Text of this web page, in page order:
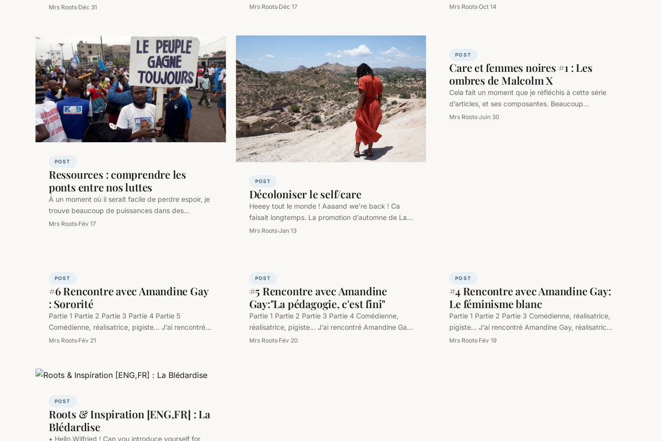
changings ! I am…
Mrs Roots Déc 31
soutenaient qu’il n’y avait pas…
Mrs Roots Déc 17
Lomami et…
Mrs Roots Oct 14
POST
Ressources : comprendre les
ponts entre nos luttes
À un moment où il serait facile de perdre espoir, je
trouve beaucoup de puissances dans des
publications qui rappellent…
Mrs Roots Fév 17
POST
Décoloniser le self/care
Heeey tout le monde ! Aaaand we’re back ! Ca
faisait longtemps. La promotion d’automne de La
Demeure du ciel,…
Mrs Roots Jan 13
POST
Care et femmes noires #1 : Les
ombres de Malcolm X
Cela fait un moment que je réfléchis à cette série
d’articles, et ses composantes. Beaucoup
d’articles du côté US traitent…
Mrs Roots Juin 30
POST
#6 Rencontre avec Amandine Gay
: Sororité
Partie 1 Partie 2 Partie 3 Partie 4 Partie 5
Comédienne, réalisatrice, pigiste… J’ai rencontré
Amandine Gay, réalisatrice afroféministe du…
Mrs Roots Fév 21
POST
#5 Rencontre avec Amandine
Gay:"La pédagogie, c'est fini"
Partie 1 Partie 2 Partie 3 Partie 4 Comédienne,
réalisatrice, pigiste… J’ai rencontré Amandine Gay,
réalisatrice afroféministe du documentaire Ouvrir…
Mrs Roots Fév 20
POST
#4 Rencontre avec Amandine Gay:
Le féminisme blanc
Partie 1 Partie 2 Partie 3 Comédienne, réalisatrice,
pigiste… J’ai rencontré Amandine Gay, réalisatrice
afroféministe du documentaire Ouvrir la Voix,…
Mrs Roots Fév 19
POST
Roots & Inspiration [ENG,FR] : La
Blédardise
• Hello Wilfried ! Can you introduce yourself for